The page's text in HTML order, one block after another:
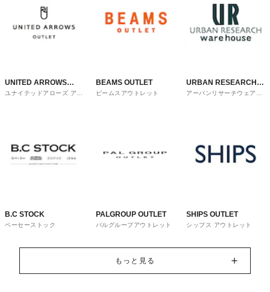
UNITED ARROWS
OUTLET
ユナイテッドアローズ アウ
BEAMS OUTLET
ビームスアウトレット
URBAN RESEARCH
ware house
アーバンリサーチウェアハ
B.C STOCK
ベーセーストック
PALGROUP OUTLET
パルグループアウトレット
SHIPS OUTLET
シップス アウトレット
もっと見る